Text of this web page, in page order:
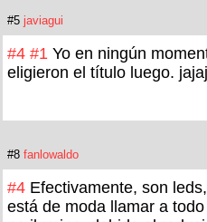
#5 javiagui
#4 #1 Yo en ningún
eligieron el título luego. jajaj
#8 fanlowaldo
#4 Efectivamente, son
está de moda llamar a